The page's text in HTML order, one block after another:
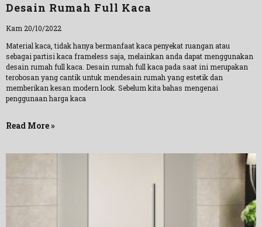
Desain Rumah Full Kaca
Kam 20/10/2022
Material kaca, tidak hanya bermanfaat kaca penyekat ruangan atau
sebagai partisi kaca frameless saja, melainkan anda dapat menggunakan
desain rumah full kaca. Desain rumah full kaca pada saat ini merupakan
terobosan yang cantik untuk mendesain rumah yang estetik dan
memberikan kesan modern look. Sebelum kita bahas mengenai
penggunaan harga kaca
Read More »